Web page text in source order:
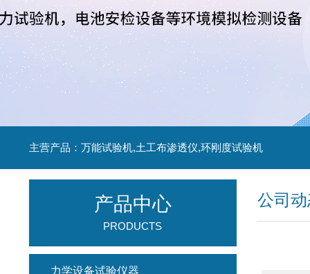
主营产品：万能试验机,土工布渗透仪,环刚度试验机
公司
产品中心
PRODUCTS
力学设备试验仪器